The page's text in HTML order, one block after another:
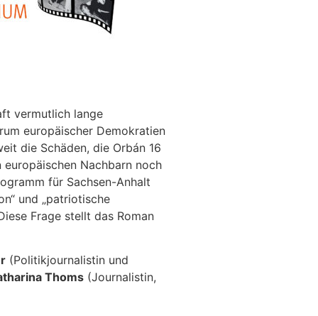
vermutlich lange
europäischer Demokratien
die Schäden, die Orbán 16
Nachbarn noch
für Sachsen-Anhalt
und „patriotische
Frage stellt das Roman
(Politikjournalistin und
Thoms (Journalistin,